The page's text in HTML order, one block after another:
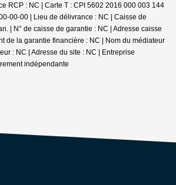
RCP : NC | Carte T : CPI 5602 2016 000 003 144
00-00 | Lieu de délivrance : NC | Caisse de
| N° de caisse de garantie : NC | Adresse caisse
de la garantie financière : NC | Nom du médiateur
: NC | Adresse du site : NC | Entreprise
indépendante